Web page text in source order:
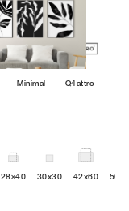
?
Minimal Q4attro
28×40 30x30 42x60